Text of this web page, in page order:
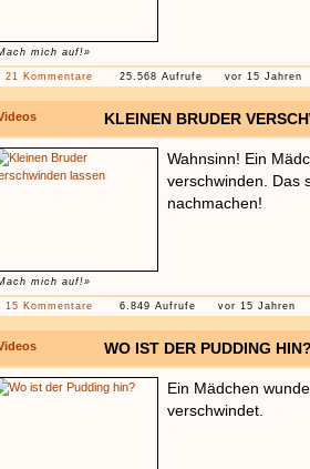
mich auf!»
21 Kommentare 25.568 Aufrufe vor 15 Jahren
KLEINEN BRUDER
mich auf!»
Wahnsinn! Ein
verschwinden. Das
nachmachen!
15 Kommentare 6.849 Aufrufe vor 15 Jahren
WO IST DER PUDDING
Ein Mädchen
verschwindet.